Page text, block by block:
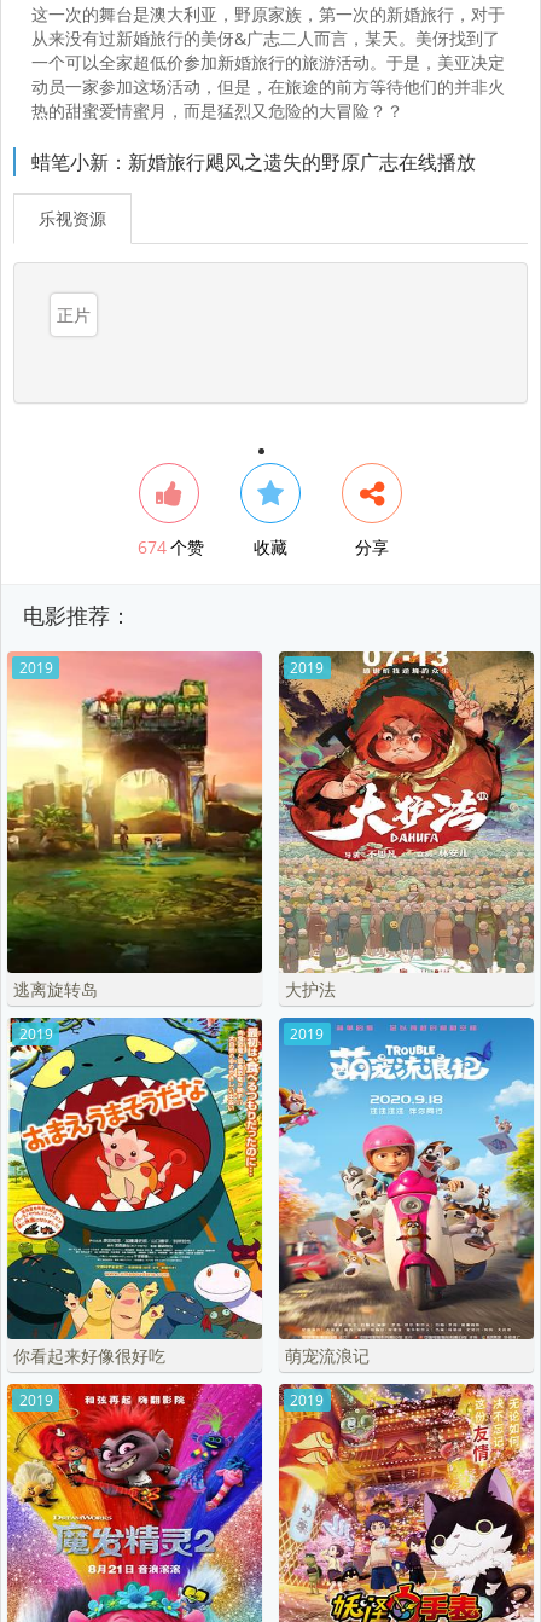
这一次的舞台是澳大利亚，野原家族，第一次的新婚旅行，对于
从来没有过新婚旅行的美伢&广志二人而言，某天。美伢找到了
一个可以全家超低价参加新婚旅行的旅游活动。于是，美亚决定
动员一家参加这场活动，但是，在旅途的前方等待他们的并非火
热的甜蜜爱情蜜月，而是猛烈又危险的大冒险？？
蜡笔小新：新婚旅行飓风之遗失的野原广志在线播放
乐视资源
正片
674个赞 收藏 分享
电影推荐：
2019
逃离旋转岛
2019
大护法
2019
你看起来好像很好吃
2019
萌宠流浪记
2019 2019